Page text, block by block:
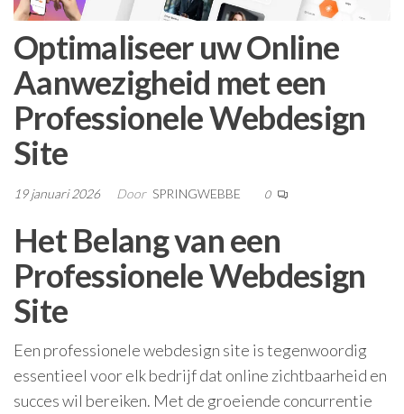
Optimaliseer uw Online
Aanwezigheid met een
Professionele Webdesign
Site
19 januari 2026 Door SPRINGWEBBE 0
Het Belang van een
Professionele Webdesign
Site
Een professionele webdesign site is tegenwoordig
essentieel voor elk bedrijf dat online zichtbaarheid en
succes wil bereiken. Met de groeiende concurrentie